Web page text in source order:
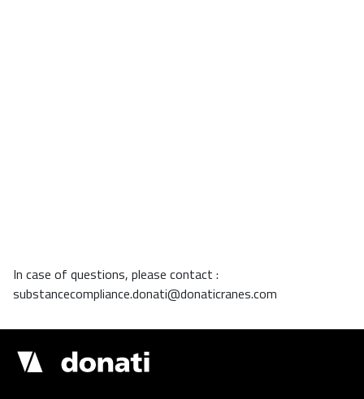
In case of questions, please contact :
substancecompliance.donati@donaticranes.com
Drupal